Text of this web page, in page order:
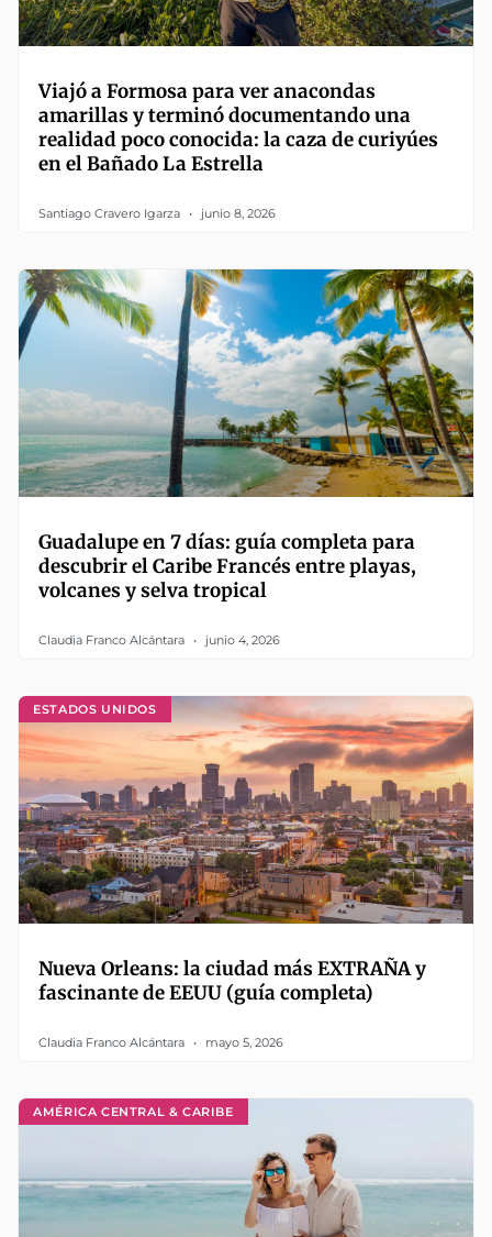
Viajó a Formosa para ver anacondas
amarillas y terminó documentando una
realidad poco conocida: la caza de curiyúes
en el Bañado La Estrella
Santiago Cravero Igarza junio 8, 2026
Guadalupe en 7 días: guía completa para
descubrir el Caribe Francés entre playas,
volcanes y selva tropical
Claudia Franco Alcántara junio 4, 2026
ESTADOS UNIDOS
Nueva Orleans: la ciudad más EXTRAÑA y
fascinante de EEUU (guía completa)
Claudia Franco Alcántara mayo 5, 2026
AMÉRICA CENTRAL & CARIBE